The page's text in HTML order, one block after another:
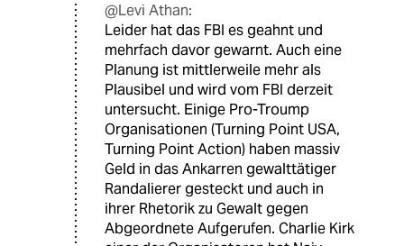
@Levi Athan:
Leider hat das FBI es geahnt und
mehrfach davor gewarnt. Auch eine
Planung ist mittlerweile mehr als
Plausibel und wird vom FBI derzeit
untersucht. Einige Pro-Troump
Organisationen (Turning Point USA,
Turning Point Action) haben massiv
Geld in das Ankarren gewalttätiger
Randalierer gesteckt und auch in
ihrer Rhetorik zu Gewalt gegen
Abgeordnete Aufgerufen. Charlie Kirk